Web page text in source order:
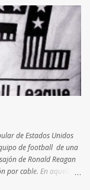
de mercado calculado
la NFL desde
atraigan a un
en el nuevo milenio
críticas de fanáticos.
el lazo
de Estados Unidos
de football de una
de Ronald Reagan
cable. En aquella